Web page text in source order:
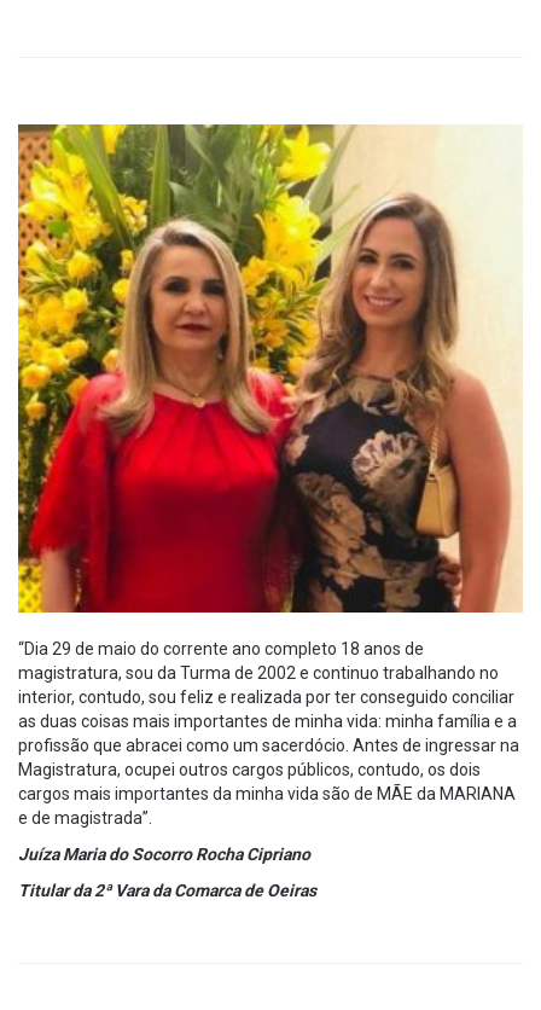
“Dia 29 de maio do corrente ano completo 18 anos de
magistratura, sou da Turma de 2002 e continuo trabalhando no
interior, contudo, sou feliz e realizada por ter conseguido conciliar
as duas coisas mais importantes de minha vida: minha família e a
profissão que abracei como um sacerdócio. Antes de ingressar na
Magistratura, ocupei outros cargos públicos, contudo, os dois
cargos mais importantes da minha vida são de MÃE da MARIANA
e de magistrada”.
Juíza Maria do Socorro Rocha Cipriano
Titular da 2ª Vara da Comarca de Oeiras